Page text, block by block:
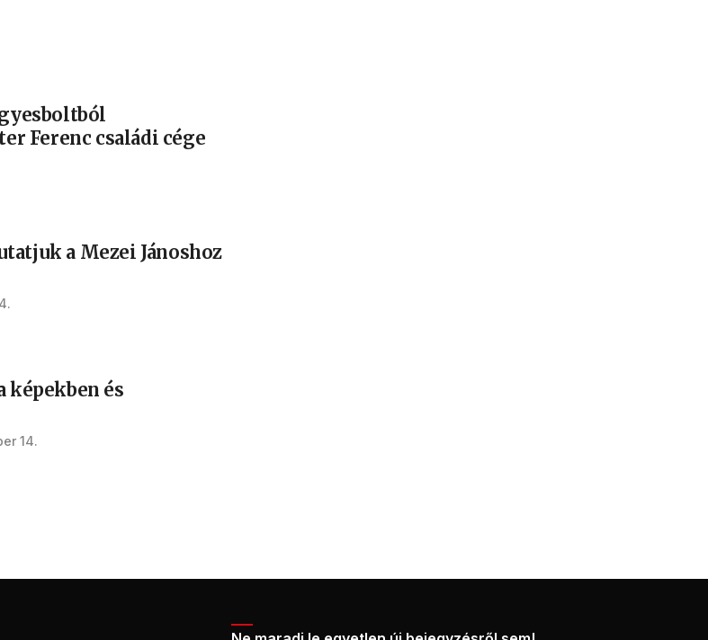
Ferenc családi cége
a Mezei Jánoshoz
képekben és
14.